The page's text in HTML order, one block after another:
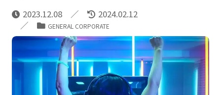
2023.12.08 2024.02.12
GENERAL CORPORATE